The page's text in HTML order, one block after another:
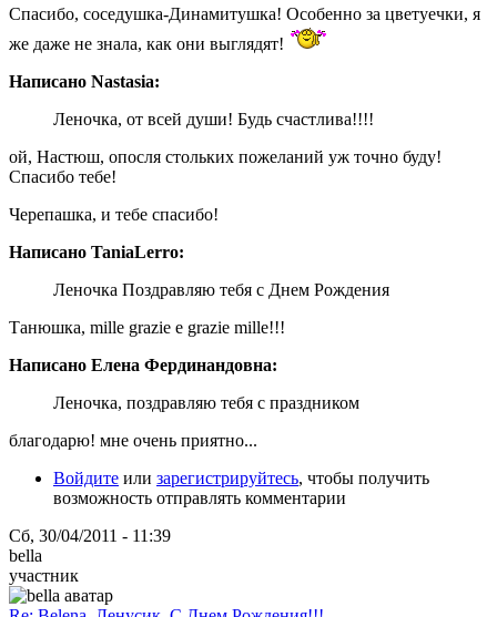
Спасибо, соседушка-Динамитушка! Особенно за цветуечки, я
же даже не знала, как они выглядят!
Написано Nastasia:
Леночка, от всей души! Будь счастлива!!!!
ой, Настюш, опосля стольких пожеланий уж точно буду!
Спасибо тебе!
Черепашка, и тебе спасибо!
Написано TaniaLerro:
Леночка Поздравляю тебя с Днем Рождения
Танюшка, mille grazie e grazie mille!!!
Написано Елена Фердинандовна:
Леночка, поздравляю тебя с праздником
благодарю! мне очень приятно...
Войдите или зарегистрируйтесь, чтобы получить
возможность отправлять комментарии
Сб, 30/04/2011 - 11:39
bella
участник